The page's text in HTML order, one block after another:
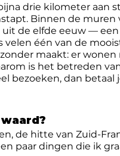
drie kilometer aan
Binnen de
uit de elfde eeuw —
één van de
maakt: er
is het betreden
bezoeken, dan
de hitte van Zuid-
paar dingen die ik